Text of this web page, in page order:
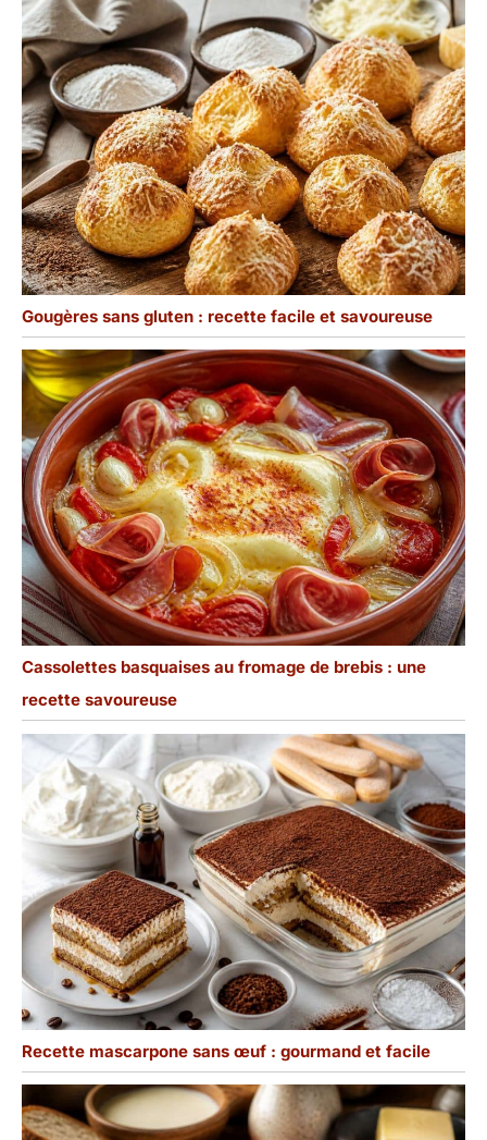
Gougères sans gluten : recette facile et savoureuse
Cassolettes basquaises au fromage de brebis : une
recette savoureuse
Recette mascarpone sans œuf : gourmand et facile